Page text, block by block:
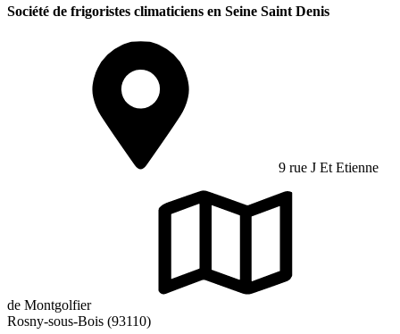
Société de frigoristes climaticiens en Seine Saint Denis
9 rue J Et Etienne
de Montgolfier
Rosny-sous-Bois (93110)